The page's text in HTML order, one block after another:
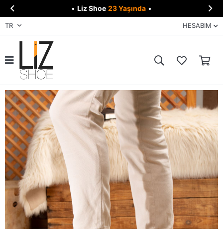
 • Liz Shoe 23 Yaşında • 
TR HESABIM